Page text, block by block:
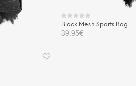
Black Mesh Sports Bag
39,95€